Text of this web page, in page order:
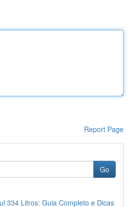
Report Page
Go
334 Litros: Guia Completo e Dicas